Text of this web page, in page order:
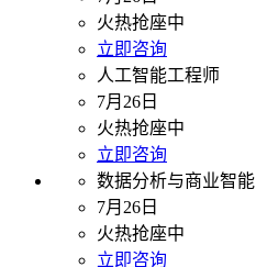
火热抢座中
立即咨询
人工智能工程师
7月26日
火热抢座中
立即咨询
数据分析与商业智能
7月26日
火热抢座中
立即咨询